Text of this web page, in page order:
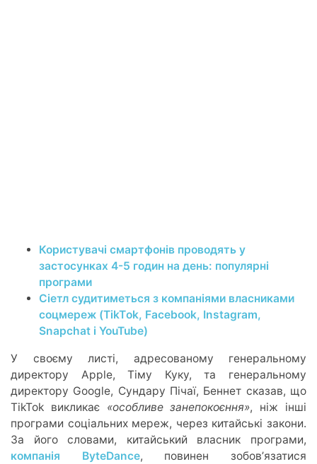
Користувачі смартфонів проводять у
застосунках 4-5 годин на день: популярні
програми
Сіетл судитиметься з компаніями власниками
соцмереж (TіkTоk, Facebook, Instagram,
Snapchat і YouTube)
У своєму листі, адресованому генеральному
директору Apple, Тіму Куку, та генеральному
директору Google, Сундару Пічаї, Беннет сказав, що
TikTok викликає «особливе занепокоєння», ніж інші
програми соціальних мереж, через китайські закони.
За його словами, китайський власник програми,
компанія ByteDance, повинен зобовʼязатися